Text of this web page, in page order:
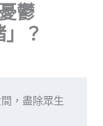
鬱
？
，盡除眾生